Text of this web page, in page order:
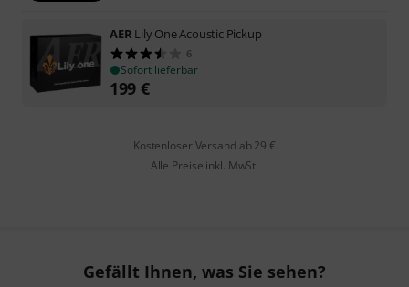
AER Lily One Acoustic Pickup
6
Sofort lieferbar
199 €
Kostenloser Versand ab 29 €
Alle Preise inkl. MwSt.
Gefällt Ihnen, was Sie sehen?